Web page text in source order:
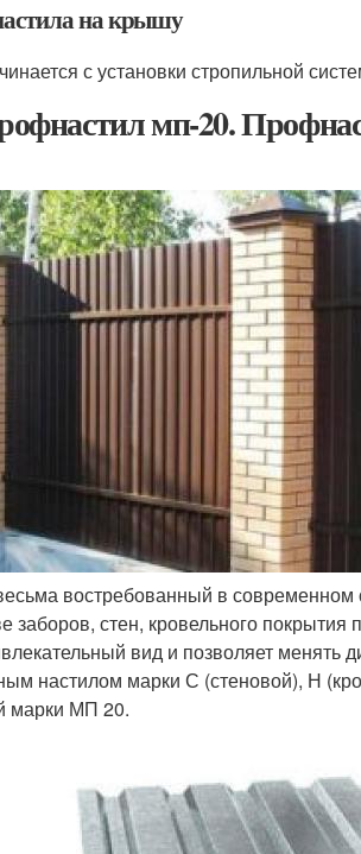
на крышу
с установки стропильной
мп-20.
востребованный в современном
заборов, стен, кровельного
вид и позволяет менять
настилом марки С (стеновой), Н
марки МП 20.